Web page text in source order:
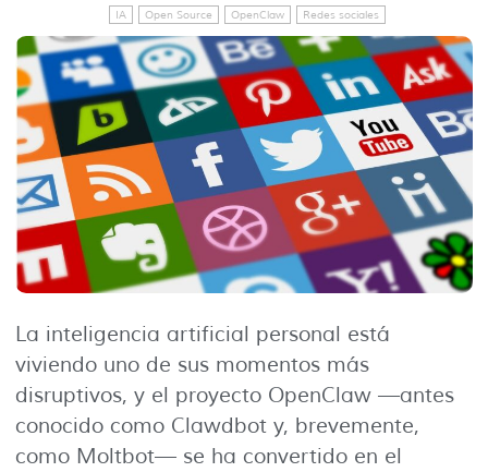
IA Open Source OpenClaw Redes sociales
La inteligencia artificial personal está
viviendo uno de sus momentos más
disruptivos, y el proyecto OpenClaw —antes
conocido como Clawdbot y, brevemente,
como Moltbot— se ha convertido en el